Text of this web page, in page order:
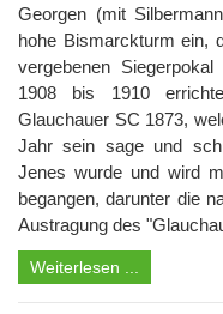
Georgen (mit
hohe Bismarckturm ein,
vergebenen
1908 bis 1910
Glauchauer SC 1873,
Jahr sein sage und
Jenes wurde und wird
begangen, darunter die
Austragung des
Weiterlesen ...